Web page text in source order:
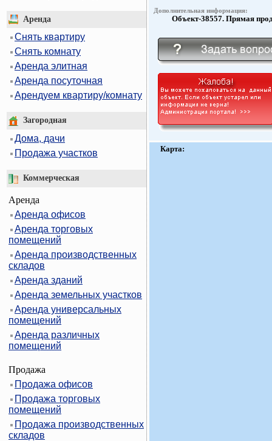
Аренда
Снять квартиру
Снять комнату
Аренда элитная
Аренда посуточная
Арендуем квартиру/комнату
Загородная
Дома, дачи
Продажа участков
Коммерческая
Аренда
Аренда офисов
Аренда торговых
помещений
Аренда производственных
складов
Аренда зданий
Аренда земельных участков
Аренда универсальных
помещений
Аренда различных
помещений
Продажа
Продажа офисов
Продажа торговых
помещений
Продажа производственных
складов
Дополнительная информация:
Объект-38557. Прямая
Карта: